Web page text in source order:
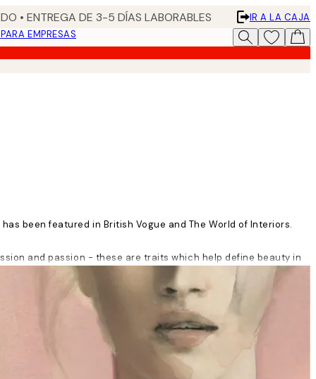
• ENTREGA DE 3-5 DÍAS LABORABLES
IR A LA CAJA
PARA EMPRESAS
been featured in British Vogue and The World of Interiors.
and passion - these are traits which help define beauty in